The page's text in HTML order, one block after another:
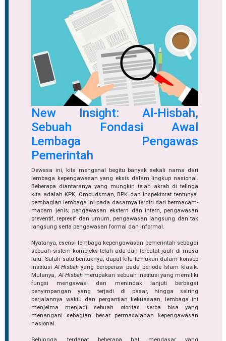
New Insight: Al-Hisbah,
Sebuah Fondasi Awal
Lembaga Pengawas
Pemerintah
Dewasa ini, kita mengenal begitu banyak sekali nama dari
lembaga kepengawasan yang eksis dalam lingkup nasional.
Beberapa diantaranya yang mungkin telah akrab di telinga
kita adalah KPK, Ombudsman, BPK dan Inspektorat tentunya.
pembagian lembaga ini pada dasarnya terdiri dari bermacam-
macam jenis; pengawasan ekstern dan intern, pengawasan
preventif, represif dan umum, pengawasan langsung dan tak
langsung serta pengawasan formal dan informal.
Nyatanya, esensi lembaga kepengawasan pemerintah sebagai
sebuah sistem kompleks telah ada dan tercatat jauh di masa
lalu. Salah satu bentuknya, dapat kita temukan dalam konsep
institusiAl-Hisbahyang beroperasi pada periode Islam klasik.
Mulanya,Al-Hisbah merupakan sebuah institusi yang memiliki
fungsi mengawasi dan menindak lanjuti berbagai
penyimpangan yang terjadi di pasar, hingga seiring
berjalannya waktu dan pergantian kekuasaan, lembaga ini
menjelma menjadi sebuah otoritas serba bisa yang
menangani sebagian besar permasalahan kepengawasan
nasional.